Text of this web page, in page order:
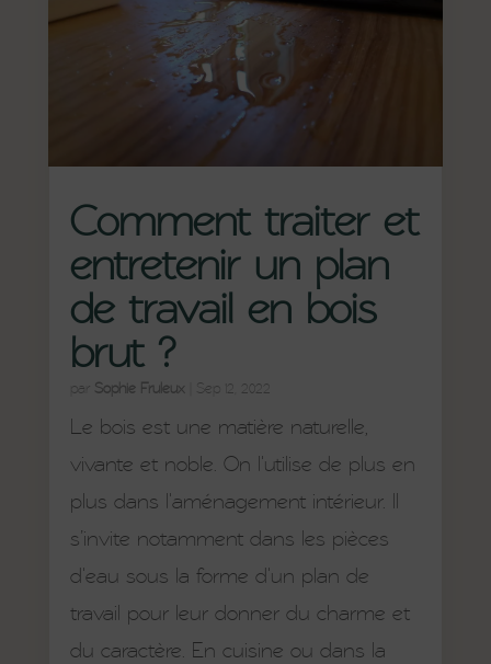
Comment traiter et
entretenir un plan
de travail en bois
brut ?
par Sophie Fruleux Sep 12, 2022
Le bois est une matière naturelle,
vivante et noble. On l'utilise de plus en
plus dans l'aménagement intérieur. Il
s’invite notamment dans les pièces
d'eau sous la forme d'un plan de
travail pour leur donner du charme et
du caractère. En cuisine ou dans la